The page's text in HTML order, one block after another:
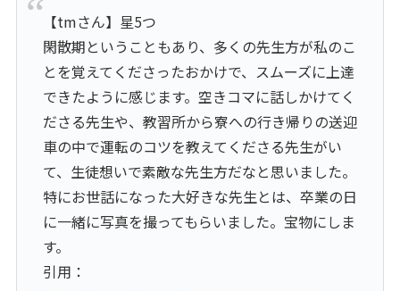
【tmさん】星5つ
閑散期ということもあり、多くの先生方が私のこ
とを覚えてくださったおかけで、スムーズに上達
できたように感じます。空きコマに話しかけてく
ださる先生や、教習所から寮への行き帰りの送迎
車の中で運転のコツを教えてくださる先生がい
て、生徒想いで素敵な先生方だなと思いました。
特にお世話になった大好きな先生とは、卒業の日
に一緒に写真を撮ってもらいました。宝物にしま
す。
引用：